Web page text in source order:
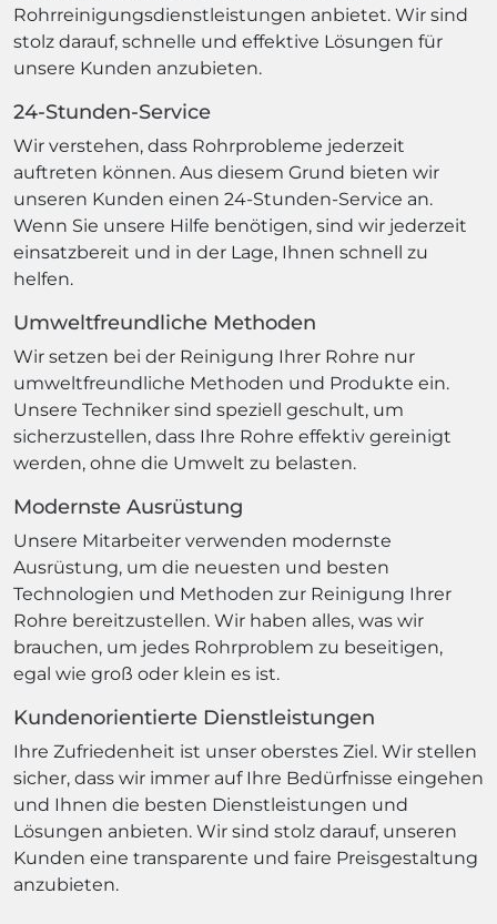
Rohrreinigungsdienstleistungen anbietet. Wir sind
stolz darauf, schnelle und effektive Lösungen für
unsere Kunden anzubieten.
24-Stunden-Service
Wir verstehen, dass Rohrprobleme jederzeit
auftreten können. Aus diesem Grund bieten wir
unseren Kunden einen 24-Stunden-Service an.
Wenn Sie unsere Hilfe benötigen, sind wir jederzeit
einsatzbereit und in der Lage, Ihnen schnell zu
helfen.
Umweltfreundliche Methoden
Wir setzen bei der Reinigung Ihrer Rohre nur
umweltfreundliche Methoden und Produkte ein.
Unsere Techniker sind speziell geschult, um
sicherzustellen, dass Ihre Rohre effektiv gereinigt
werden, ohne die Umwelt zu belasten.
Modernste Ausrüstung
Unsere Mitarbeiter verwenden modernste
Ausrüstung, um die neuesten und besten
Technologien und Methoden zur Reinigung Ihrer
Rohre bereitzustellen. Wir haben alles, was wir
brauchen, um jedes Rohrproblem zu beseitigen,
egal wie groß oder klein es ist.
Kundenorientierte Dienstleistungen
Ihre Zufriedenheit ist unser oberstes Ziel. Wir stellen
sicher, dass wir immer auf Ihre Bedürfnisse eingehen
und Ihnen die besten Dienstleistungen und
Lösungen anbieten. Wir sind stolz darauf, unseren
Kunden eine transparente und faire Preisgestaltung
anzubieten.